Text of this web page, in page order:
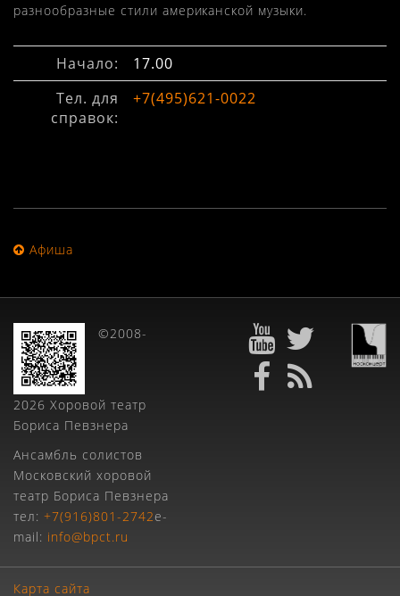
разнообразные стили американской музыки.
Начало:
17.00
Тел. для
справок:
+7(495)621-0022
Афиша
©2008-
2026 Хоровой театр
Бориса Певзнера
Ансамбль солистов
Московский хоровой
театр Бориса Певзнера
тел: +7(916)801-2742e-
mail: info@bpct.ru
Карта сайта